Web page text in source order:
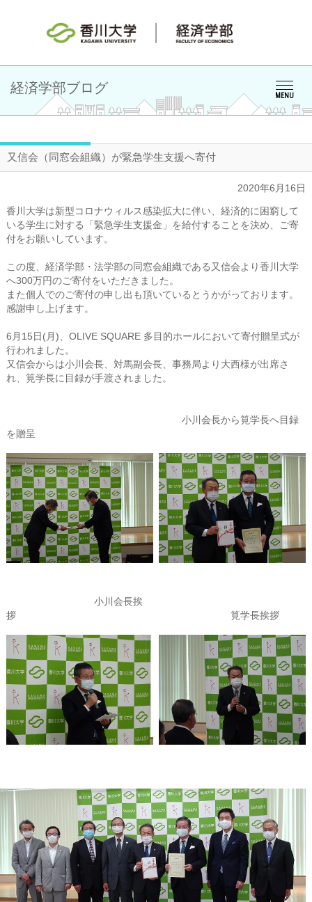
MENU
経済学部ブログ
又信会（同窓会組織）が緊急学生支援へ寄付
2020年6月16日
香川大学は新型コロナウィルス感染拡大に伴い、経済的に困窮して
いる学生に対する「緊急学生支援金」を給付することを決め、ご寄
付をお願いしています。
この度、経済学部・法学部の同窓会組織である又信会より香川大学
へ300万円のご寄付をいただきました。
また個人でのご寄付の申し出も頂いているとうかがっております。
感謝申し上げます。
6月15日(月)、OLIVE SQUARE 多目的ホールにおいて寄付贈呈式が
行われました。
又信会からは小川会長、対馬副会長、事務局より大西様が出席さ
れ、筧学長に目録が手渡されました。
小川会長から筧学長へ目録
を贈呈
小川会長挨
拶 筧学長挨拶